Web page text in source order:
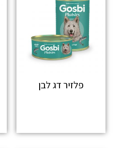
פלזיר דג לבן